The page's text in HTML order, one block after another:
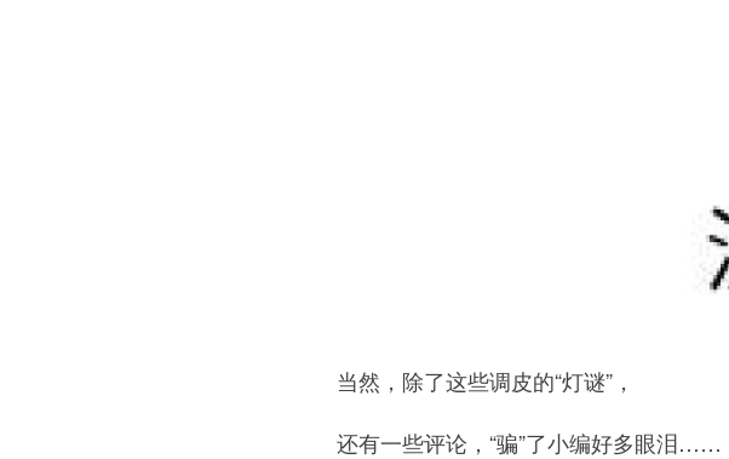
当然，除了这些调皮的“灯谜”，
还有一些评论，“骗”了小编好多眼泪……